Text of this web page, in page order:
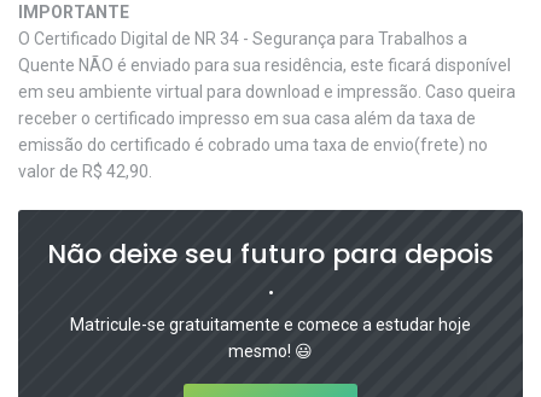
IMPORTANTE
O Certificado Digital de NR 34 - Segurança para Trabalhos a
Quente NÃO é enviado para sua residência, este ficará disponível
em seu ambiente virtual para download e impressão. Caso queira
receber o certificado impresso em sua casa além da taxa de
emissão do certificado é cobrado uma taxa de envio(frete) no
valor de R$ 42,90.
Não deixe seu futuro para depois
.
Matricule-se gratuitamente e comece a estudar hoje
mesmo! 😃